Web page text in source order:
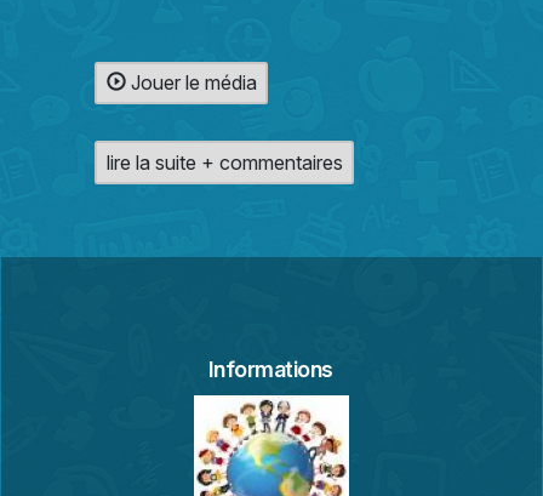
Jouer le média
lire la suite + commentaires
Informations